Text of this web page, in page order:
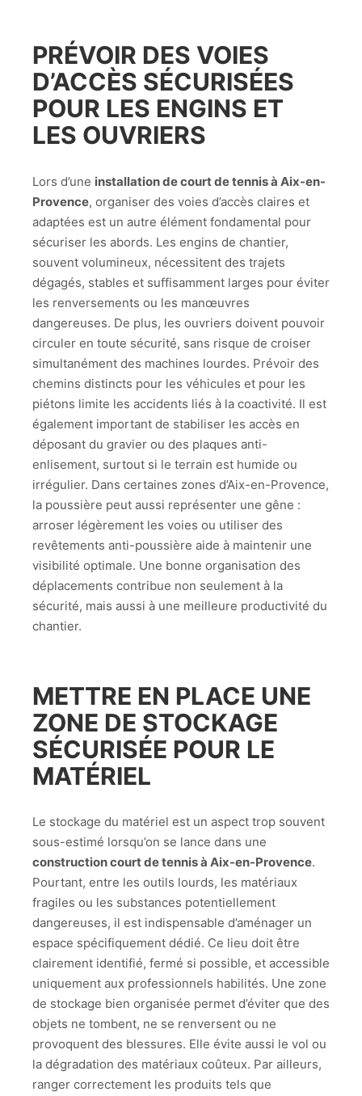
PRÉVOIR DES VOIES
D’ACCÈS SÉCURISÉES
POUR LES ENGINS ET
LES OUVRIERS
Lors d’une installation de court de tennis à Aix-en-
Provence, organiser des voies d’accès claires et
adaptées est un autre élément fondamental pour
sécuriser les abords. Les engins de chantier,
souvent volumineux, nécessitent des trajets
dégagés, stables et suffisamment larges pour éviter
les renversements ou les manœuvres
dangereuses. De plus, les ouvriers doivent pouvoir
circuler en toute sécurité, sans risque de croiser
simultanément des machines lourdes. Prévoir des
chemins distincts pour les véhicules et pour les
piétons limite les accidents liés à la coactivité. Il est
également important de stabiliser les accès en
déposant du gravier ou des plaques anti-
enlisement, surtout si le terrain est humide ou
irrégulier. Dans certaines zones d’Aix-en-Provence,
la poussière peut aussi représenter une gêne :
arroser légèrement les voies ou utiliser des
revêtements anti-poussière aide à maintenir une
visibilité optimale. Une bonne organisation des
déplacements contribue non seulement à la
sécurité, mais aussi à une meilleure productivité du
chantier.
METTRE EN PLACE UNE
ZONE DE STOCKAGE
SÉCURISÉE POUR LE
MATÉRIEL
Le stockage du matériel est un aspect trop souvent
sous-estimé lorsqu’on se lance dans une
construction court de tennis à Aix-en-Provence.
Pourtant, entre les outils lourds, les matériaux
fragiles ou les substances potentiellement
dangereuses, il est indispensable d’aménager un
espace spécifiquement dédié. Ce lieu doit être
clairement identifié, fermé si possible, et accessible
uniquement aux professionnels habilités. Une zone
de stockage bien organisée permet d’éviter que des
objets ne tombent, ne se renversent ou ne
provoquent des blessures. Elle évite aussi le vol ou
la dégradation des matériaux coûteux. Par ailleurs,
ranger correctement les produits tels que